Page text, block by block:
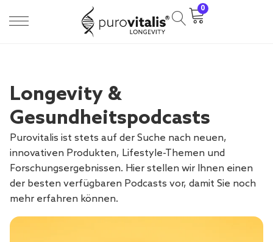
0
Longevity &
Gesundheitspodcasts
Purovitalis ist stets auf der Suche nach neuen,
innovativen Produkten, Lifestyle-Themen und
Forschungsergebnissen. Hier stellen wir Ihnen einen
der besten verfügbaren Podcasts vor, damit Sie noch
mehr erfahren können.